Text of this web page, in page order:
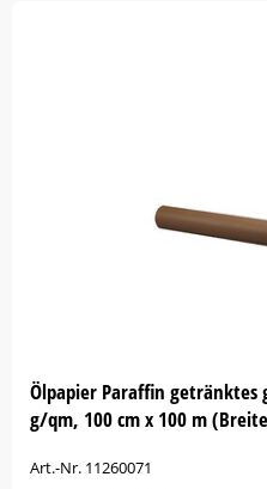
Ölpapier Paraffin getränktes
g/qm, 100 cm x 100 m
Art.-Nr. 11260071